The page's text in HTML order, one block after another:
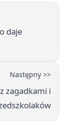
daje
Następny >>
zagadkami i